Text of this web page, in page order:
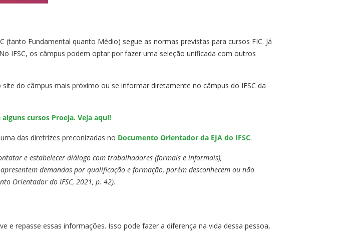
Fundamental quanto Médio) segue as normas previstas para cursos FIC. Já
IFSC, os câmpus podem optar por fazer uma seleção unificada com outros
do câmpus mais próximo ou se informar diretamente no câmpus do IFSC da
cursos Proeja. Veja aqui!
das diretrizes preconizadas no Documento Orientador da EJA do IFSC.
e estabelecer diálogo com trabalhadores (formais e informais),
demandas por qualificação e formação, porém desconhecem ou não
Orientador do IFSC, 2021, p. 42).
e repasse essas informações. Isso pode fazer a diferença na vida dessa pessoa,